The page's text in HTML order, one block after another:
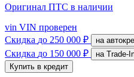
Оригинал ПТС в наличии
vin VIN проверен
Скидка до 250 000 ₽ на
Скидка до 150 000 ₽
на Trade-
Купить в кредит